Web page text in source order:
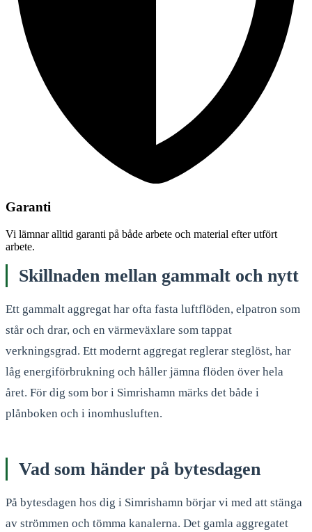
Garanti
Vi lämnar alltid garanti på både arbete och material efter utfört
arbete.
Skillnaden mellan gammalt och nytt
Ett gammalt aggregat har ofta fasta luftflöden, elpatron som
står och drar, och en värmeväxlare som tappat
verkningsgrad. Ett modernt aggregat reglerar steglöst, har
låg energiförbrukning och håller jämna flöden över hela
året. För dig som bor i Simrishamn märks det både i
plånboken och i inomhusluften.
Vad som händer på bytesdagen
På bytesdagen hos dig i Simrishamn börjar vi med att stänga
av strömmen och tömma kanalerna. Det gamla aggregatet